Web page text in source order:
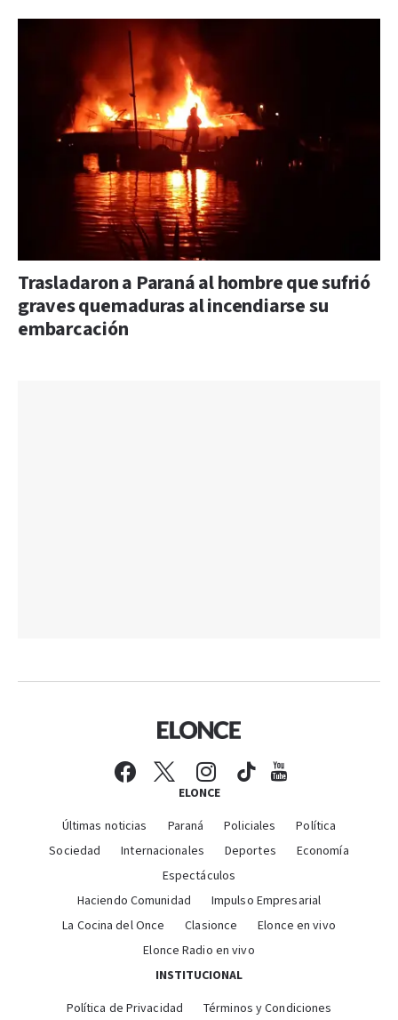
Trasladaron a Paraná al hombre que sufrió
graves quemaduras al incendiarse su
embarcación
ELONCE
Últimas noticias Paraná Policiales
Política
Sociedad
Internacionales Deportes
Economía
Espectáculos
Haciendo Comunidad
Impulso Empresarial
La Cocina del Once
Clasionce
Elonce en vivo
Elonce Radio en vivo
INSTITUCIONAL
Política de Privacidad Términos y Condiciones